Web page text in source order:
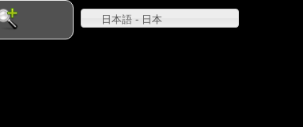
日本語 - 日本